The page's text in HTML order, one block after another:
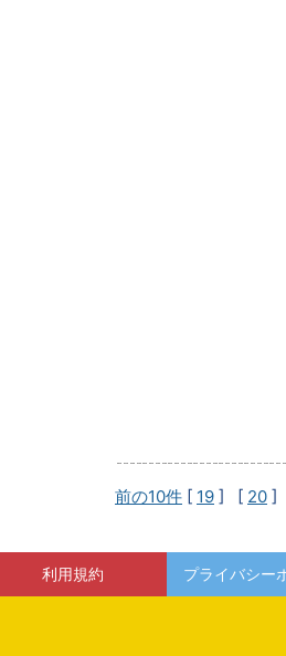
前の10件 [ 19 ] [ 20 ]
利用規約 プライバシー